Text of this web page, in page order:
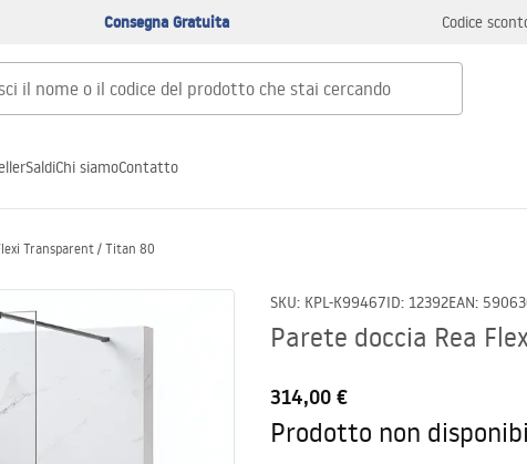
Consegna Gratuita Codice
SaldiChi siamoContatto
Transparent / Titan 80
SKU: KPL-K99467ID: 12392EAN:
Parete doccia Rea
314,00 €
Prodotto non